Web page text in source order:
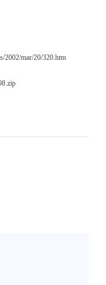
2002/mar/20/320.htm